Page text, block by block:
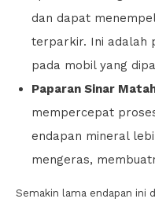
dan dapat
terparkir. Ini adalah
pada mobil yang
Paparan Sinar
mempercepat
endapan mineral
mengeras,
Semakin lama endapan ini